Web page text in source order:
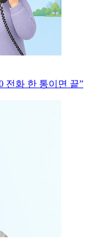
전화 한 통이면 끝”